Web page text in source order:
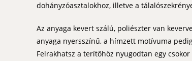
dohányzóasztalokhoz, illetve a
Az anyaga kevert szálú, poliészter van
anyaga nyersszínű, a hímzett motívuma
Felrakhatsz a terítőhöz nyugodtan egy